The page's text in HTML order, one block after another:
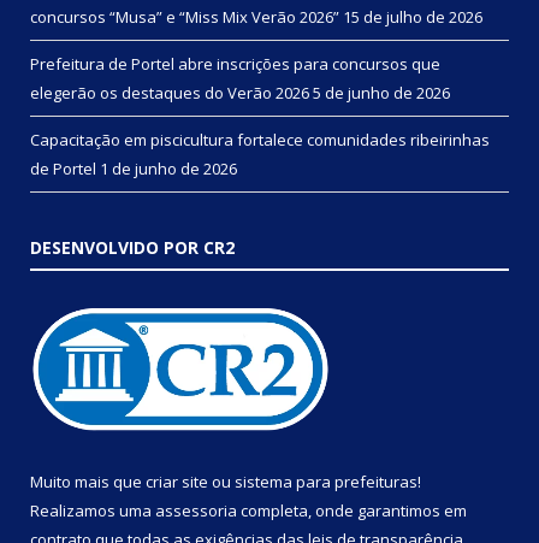
concursos “Musa” e “Miss Mix Verão 2026” 15 de julho de 2026
Prefeitura de Portel abre inscrições para concursos que
elegerão os destaques do Verão 20265 de junho de 2026
Capacitação em piscicultura fortalece comunidades ribeirinhas
de Portel 1 de junho de 2026
DESENVOLVIDO POR CR2
Muito mais que criar site ou sistema para prefeituras!
Realizamos uma assessoria completa, onde garantimos em